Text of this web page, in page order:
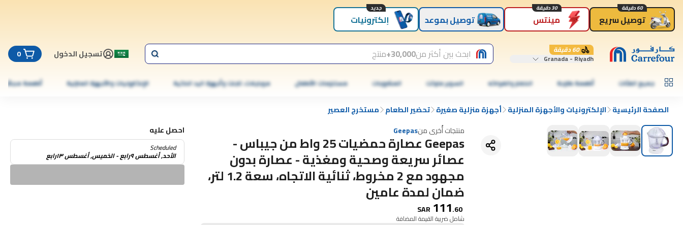
توصيل سريع
60 دقيقة
مينتس
30 دقيقة
توصيل بموعد إلكترونيات
جديد
60 دقيقة
Granada - Riyadh ابحث بين أكثر من30,000+ منتج تسجيل الدخول 0
جميع الفئات أطعمة طازجة الخضار والفواكه السوبر ماركت المشروبات مستلزمات الأطفال موبايلات، تابلت وأجهزة اليد الذكية الإلكترونيات والأجهزة المنزلية أطعمة مجمّدة
الصفحة الرئيسية الإلكترونيات والأجهزة المنزلية أجهزة منزلية صغيرة تحضير الطعام مستخرج العصير
منتجات أُخرى منGeepas
Geepas عصارة حمضيات 25 واط من جيباس -
عصائر سريعة وصحية ومغذية - عصارة بدون
مجهود مع 2 مخروط، ثنائية الاتجاه، سعة 1.2 لتر،
ضمان لمدة عامين
SAR 111.60
شامل ضريبة القيمة المضافة
احصل عليه
Scheduled
الأحد, أغسطس ٩رابع - الخميس, أغسطس ١٣رابع